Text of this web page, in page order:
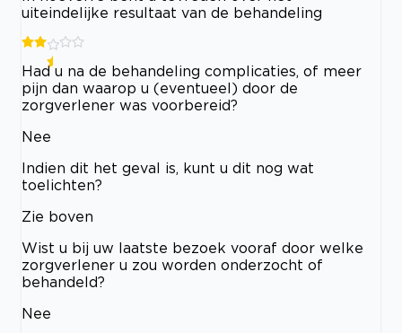
uiteindelijke resultaat van de behandeling
Had u na de behandeling complicaties, of meer
pijn dan waarop u (eventueel) door de
zorgverlener was voorbereid?
Nee
Indien dit het geval is, kunt u dit nog wat
toelichten?
Zie boven
Wist u bij uw laatste bezoek vooraf door welke
zorgverlener u zou worden onderzocht of
behandeld?
Nee